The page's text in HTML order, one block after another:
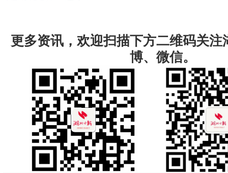
更多资讯，欢迎扫描下方二维码关注
博、微信。